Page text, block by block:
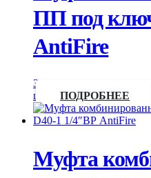
ПП под
AntiFire
Запросить
цену
ПОДРОБНЕЕ
Муфта